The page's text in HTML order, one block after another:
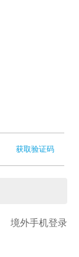
获取验证码
境外手机登录